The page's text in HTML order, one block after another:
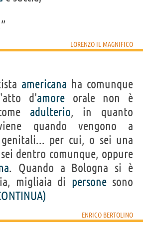
LORENZO IL MAGNIFICO
americana ha comunque
d'amore orale non è
adulterio, in quanto
quando vengono a
per cui, o sei una
dentro comunque, oppure
. Quando a Bologna si è
migliaia di personesono
ENRICO BERTOLINO